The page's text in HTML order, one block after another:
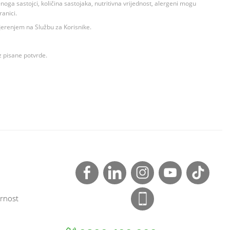
sastojci, količina sastojaka, nutritivna vrijednost, alergeni mogu
na Službu za Korisnike.
pisane potvrde.